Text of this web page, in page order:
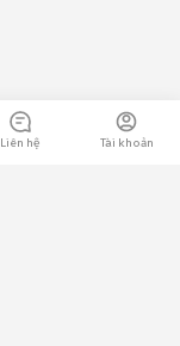
Liên hệ Tài khoản